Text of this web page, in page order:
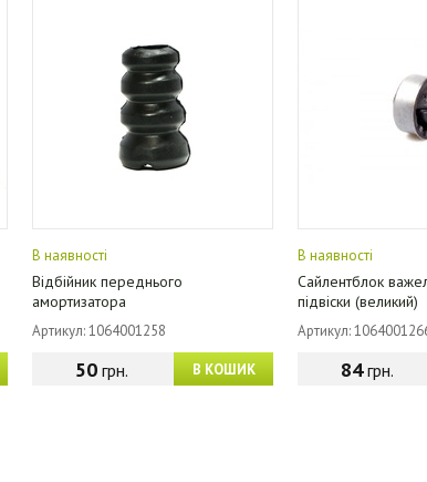
В наявності
Відбійник переднього
амортизатора
Артикул: 1064001258
В КОШИК
50грн.
В наявності
Сайлентблок
підвіски (великий)
Артикул:
84грн.